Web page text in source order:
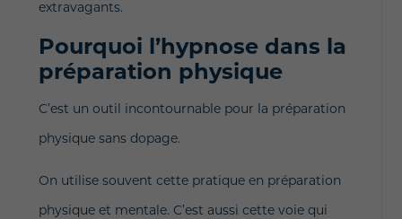
extravagants.
Pourquoi l’hypnose dans la
préparation physique
C’est un outil incontournable pour la préparation
physique sans dopage.
On utilise souvent cette pratique en préparation
physique et mentale. C’est aussi cette voie qui